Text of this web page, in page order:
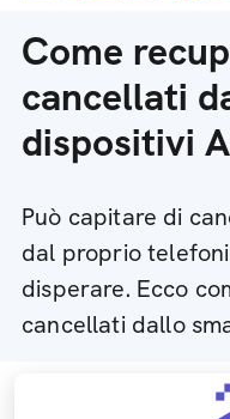
Come
cancellati
dispositivi
Può capitare di
dal proprio
disperare. Ecco
cancellati dallo